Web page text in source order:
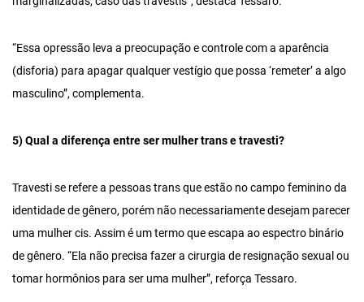
“Essa opressão leva a preocupação e controle com a aparência
(disforia) para apagar qualquer vestígio que possa ‘remeter’ a algo
masculino”, complementa.
5) Qual a diferença entre ser mulher trans e travesti?
Travesti se refere a pessoas trans que estão no campo feminino da
identidade de gênero, porém não necessariamente desejam parecer
uma mulher cis. Assim é um termo que escapa ao espectro binário
de gênero. “Ela não precisa fazer a cirurgia de resignação sexual ou
tomar hormônios para ser uma mulher”, reforça Tessaro.